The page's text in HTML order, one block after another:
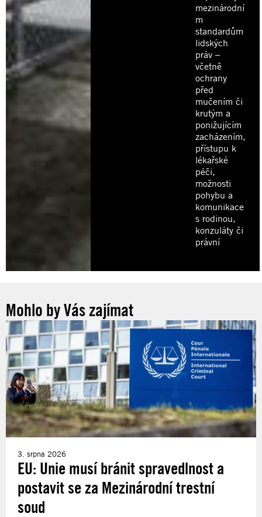
mezinárodní
m
standardům
lidských
práv –
včetně
ochrany
před
mučením či
krutým a
ponižujícím
zacházením,
přístupu k
lékařské
péči,
možnosti
pohybu a
komunikace
s rodinou,
konzuláty či
právní
Mohlo by Vás zajímat
3. srpna 2026
EU: Unie musí bránit spravedlnost a
postavit se za Mezinárodní trestní
soud